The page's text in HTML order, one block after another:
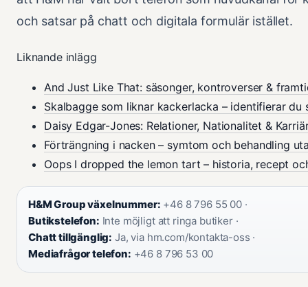
och satsar på chatt och digitala formulär istället.
Liknande inlägg
And Just Like That: säsonger, kontroverser &
Skalbagge som liknar kackerlacka – identifierar du
Daisy Edgar-Jones: Relationer, Nationalitet &
Förträngning i nacken – symtom och behandling
Oops I dropped the lemon tart – historia, recept
H&M Group växelnummer: +46 8 796 55 00 ·
Butikstelefon: Inte möjligt att ringa butiker ·
Chatt tillgänglig: Ja, via hm.com/kontakta-oss ·
Mediafrågor telefon: +46 8 796 53 00